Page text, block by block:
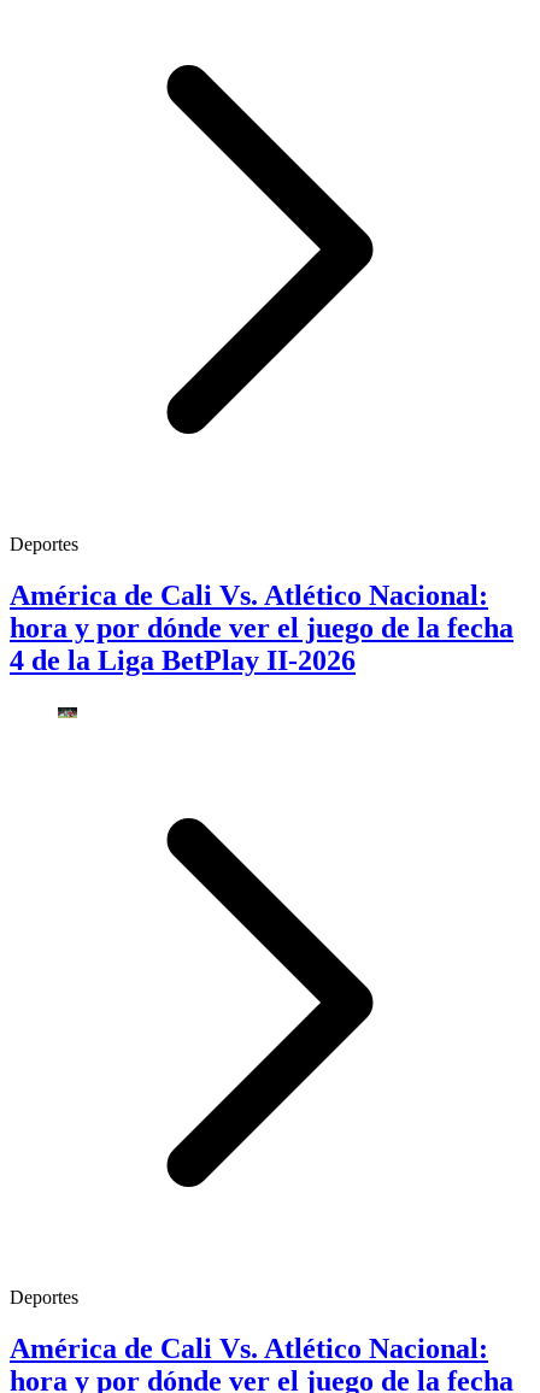
Deportes
América de Cali Vs. Atlético Nacional:
hora y por dónde ver el juego de la fecha
4 de la Liga BetPlay II-2026
Deportes
América de Cali Vs. Atlético Nacional:
hora y por dónde ver el juego de la fecha